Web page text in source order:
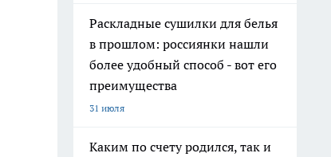
Раскладные сушилки для белья
в прошлом: россиянки нашли
более удобный способ - вот его
преимущества
31 июля
Каким по счету родился, так и